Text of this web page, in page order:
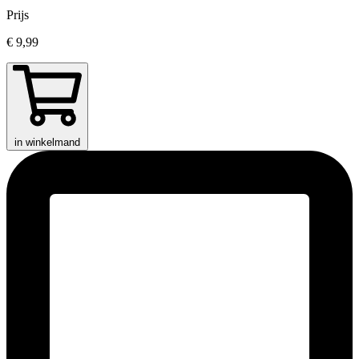
Prijs
€ 9,99
in winkelmand